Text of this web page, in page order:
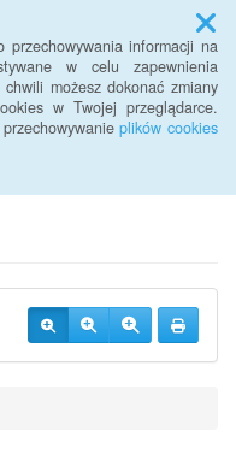
przechowywania informacji na
w celu zapewnienia
możesz dokonać zmiany
w Twojej przeglądarce.
plików cookies
Menu